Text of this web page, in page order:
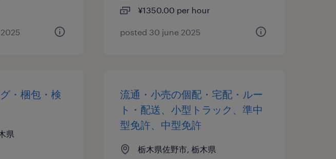
¥1350.00 per hour
posted 30 june 2025
・梱包・検
県
流通・小売の個配・宅配・ルー
ト・配送、小型トラック、準中
型免許、中型免許
栃木県佐野市, 栃木県